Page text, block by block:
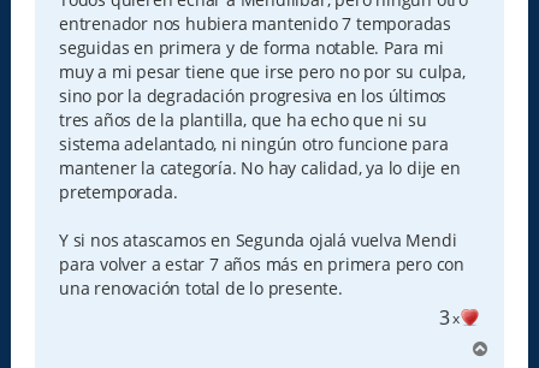
a
j
e
entrenador nos hubiera mantenido 7 temporadas
seguidas en primera y de forma notable. Para mi
muy a mi pesar tiene que irse pero no por su culpa,
sino por la degradación progresiva en los últimos
tres años de la plantilla, que ha echo que ni su
sistema adelantado, ni ningún otro funcione para
mantener la categoría. No hay calidad, ya lo dije en
pretemporada.
Y si nos atascamos en Segunda ojalá vuelva Mendi
para volver a estar 7 años más en primera pero con
una renovación total de lo presente.
3x